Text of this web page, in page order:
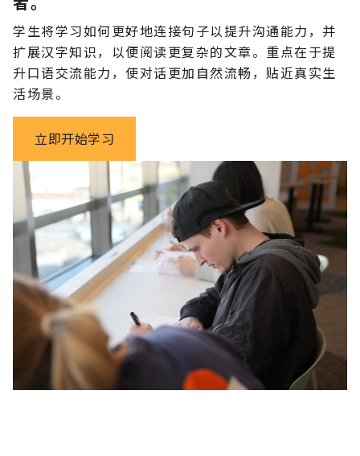
学生将学习如何更好地连接句子以提升沟通能力，并
扩展汉字知识，以便阅读更复杂的文章。重点在于提
升口语交流能力，使对话更加自然流畅，贴近真实生
活场景。
立即开始学习